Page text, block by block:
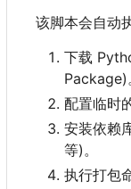
该脚本会自动
下载
Package)
配置临时
安装依赖
等)。
执行打包